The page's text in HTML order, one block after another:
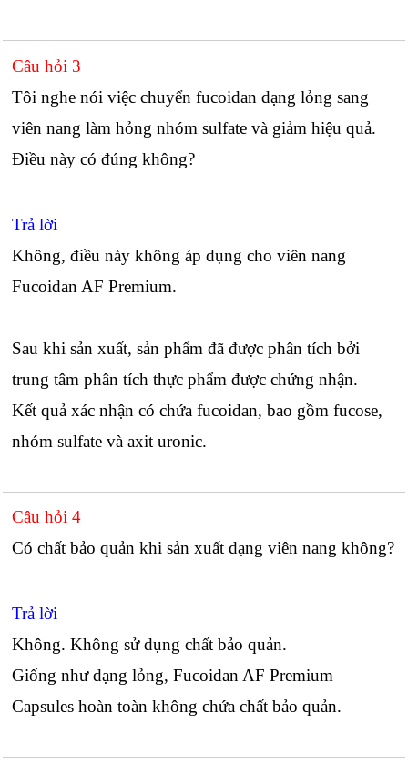
Câu hỏi 3
Tôi nghe nói việc chuyển fucoidan dạng lỏng sang
viên nang làm hỏng nhóm sulfate và giảm hiệu quả.
Điều này có đúng không?
Trả lời
Không, điều này không áp dụng cho viên nang
Fucoidan AF Premium.
Sau khi sản xuất, sản phẩm đã được phân tích bởi
trung tâm phân tích thực phẩm được chứng nhận.
Kết quả xác nhận có chứa fucoidan, bao gồm fucose,
nhóm sulfate và axit uronic.
Câu hỏi 4
Có chất bảo quản khi sản xuất dạng viên nang không?
Trả lời
Không. Không sử dụng chất bảo quản.
Giống như dạng lỏng, Fucoidan AF Premium
Capsules hoàn toàn không chứa chất bảo quản.